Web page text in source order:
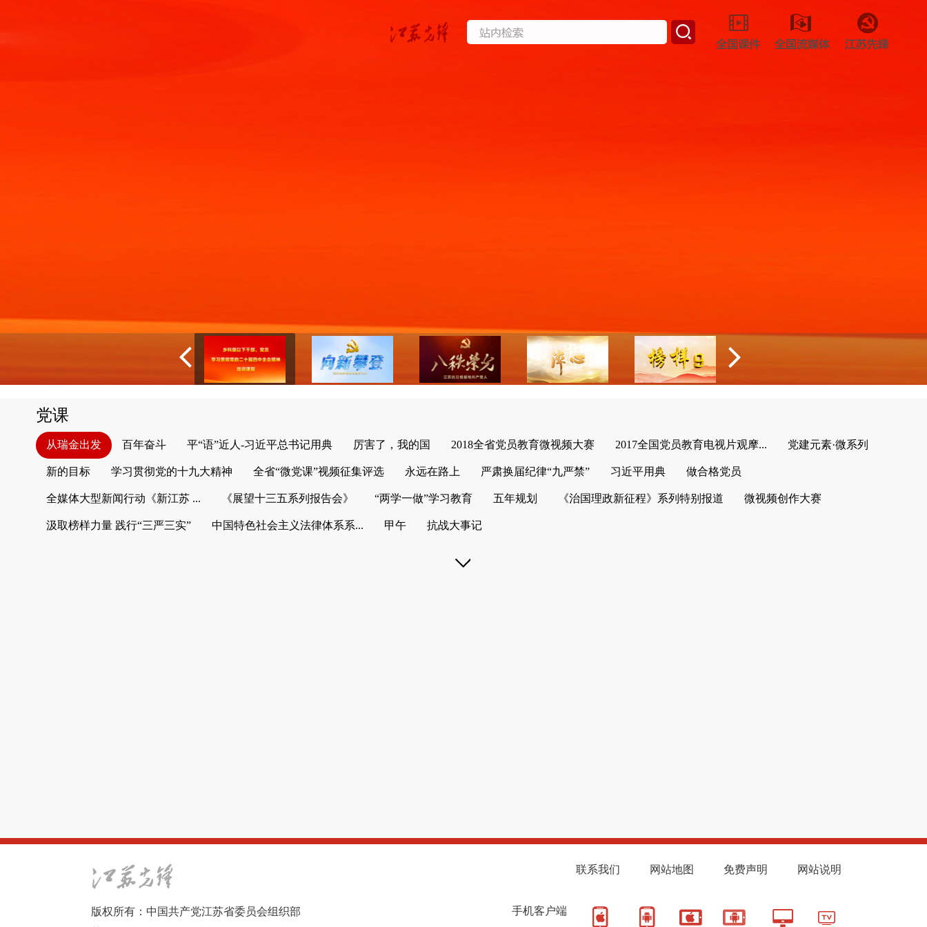
党课
从瑞金出发 百年奋斗 平“语”近人-习近平总书记用典 厉害了，我的国 2018全省党员教育微视频大赛 2017全国党员教育电视片观摩... 党建元素·微系列
新的目标 学习贯彻党的十九大精神 全省“微党课”视频征集评选 永远在路上 严肃换届纪律“九严禁” 习近平用典 做合格党员
全媒体大型新闻行动《新江苏 ... 《展望十三五系列报告会》 “两学一做”学习教育 五年规划 《治国理政新征程》系列特别报道 微视频创作大赛
汲取榜样力量 践行“三严三实” 中国特色社会主义法律体系系... 甲午 抗战大事记
版权所有：中国共产党江苏省委员会组织部
联系我们 网站地图 免费声明 网站说明
手机客户端